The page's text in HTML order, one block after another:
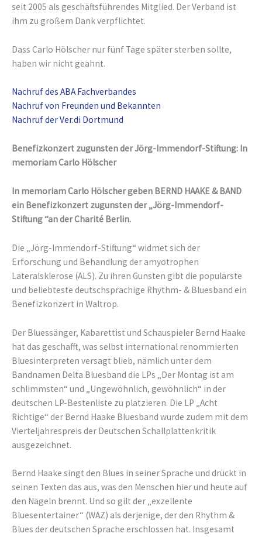
seit 2005 als geschäftsführendes Mitglied. Der Verband ist
ihm zu großem Dank verpflichtet.
Dass Carlo Hölscher nur fünf Tage später sterben sollte,
haben wir nicht geahnt.
Nachruf des ABA Fachverbandes
Nachruf von Freunden und Bekannten
Nachruf der Ver.di Dortmund
Benefizkonzert zugunsten der Jörg-Immendorf-Stiftung: In
memoriam Carlo Hölscher
In memoriam Carlo Hölscher geben BERND HAAKE & BAND
ein Benefizkonzert zugunsten der „Jörg-Immendorf-
Stiftung “an der Charité Berlin.
Die „Jörg-Immendorf-Stiftung“ widmet sich der
Erforschung und Behandlung der amyotrophen
Lateralsklerose (ALS). Zu ihren Gunsten gibt die populärste
und beliebteste deutschsprachige Rhythm- & Bluesband ein
Benefizkonzert in Waltrop.
Der Bluessänger, Kabarettist und Schauspieler Bernd Haake
hat das geschafft, was selbst international renommierten
Bluesinterpreten versagt blieb, nämlich unter dem
Bandnamen Delta Bluesband die LPs „Der Montag ist am
schlimmsten“ und „Ungewöhnlich, gewöhnlich“ in der
deutschen LP-Bestenliste zu platzieren. Die LP „Acht
Richtige“ der Bernd Haake Bluesband wurde zudem mit dem
Vierteljahrespreis der Deutschen Schallplattenkritik
ausgezeichnet.
Bernd Haake singt den Blues in seiner Sprache und drückt in
seinen Texten das aus, was den Menschen hier und heute auf
den Nägeln brennt. Und so gilt der „exzellente
Bluesentertainer“ (WAZ) als derjenige, der den Rhythm &
Blues der deutschen Sprache erschlossen hat. Insgesamt